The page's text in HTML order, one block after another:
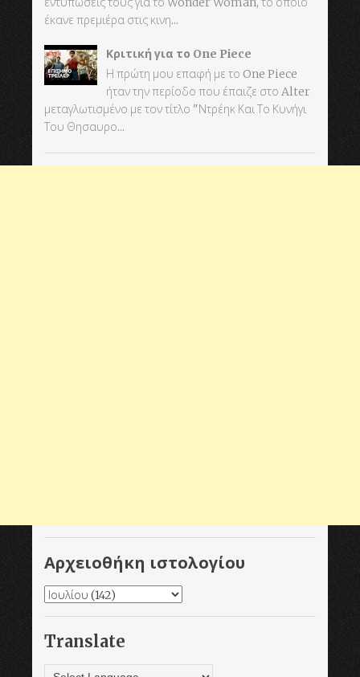
έκανε πρεμιέρα στις κινη...
Κριτική για το One Piece
Η πρώτη μου επαφή με το One Piece
ήταν την περίοδο που έπαιζε στο Alter
μεταγλωτισμένο με τον τίτλο "Ντρέηκ Και Το Κυνήγι
Του Θησαυρο...
Αρχειοθήκη ιστολογίου
Translate